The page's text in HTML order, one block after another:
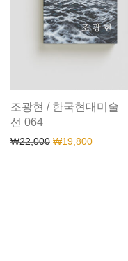
조광현 / 한국현대미술
선 064
₩22,000 ₩19,800